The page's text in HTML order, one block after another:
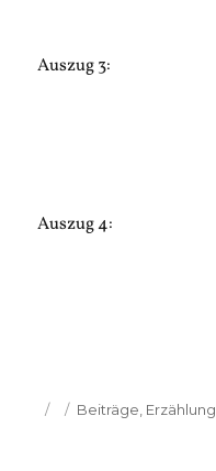
Auszug 3:
Auszug 4:
Veröffentlicht
Kategorien
Beiträge Erzählung